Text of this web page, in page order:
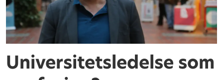
Universitetsledelse som